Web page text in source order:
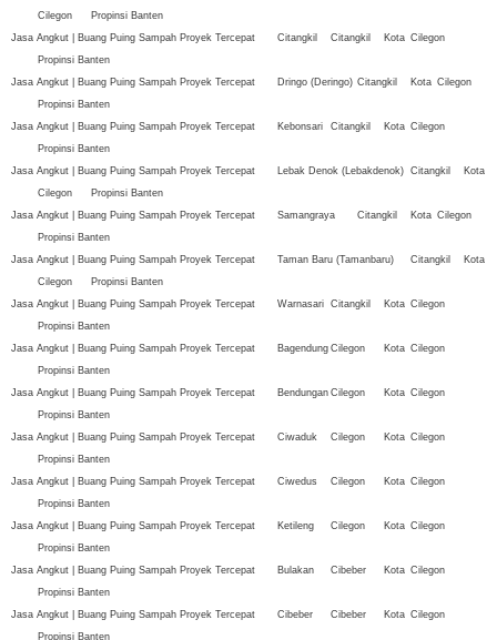
Cilegon
Propinsi Banten
Jasa Angkut | Buang Puing Sampah Proyek Tercepat
Citangkil Citangkil Kota Cilegon
Propinsi Banten
Jasa Angkut | Buang Puing Sampah Proyek Tercepat
Dringo (Deringo) Citangkil Kota Cilegon
Propinsi Banten
Jasa Angkut | Buang Puing Sampah Proyek Tercepat
Kebonsari Citangkil Kota Cilegon
Propinsi Banten
Jasa Angkut | Buang Puing Sampah Proyek Tercepat
Lebak Denok (Lebakdenok) Citangkil
Kota
Cilegon
Propinsi Banten
Jasa Angkut | Buang Puing Sampah Proyek Tercepat
Samangraya Citangkil Kota Cilegon
Propinsi Banten
Jasa Angkut | Buang Puing Sampah Proyek Tercepat
Taman Baru (Tamanbaru) Citangkil
Kota
Cilegon
Propinsi Banten
Jasa Angkut | Buang Puing Sampah Proyek Tercepat
Warnasari Citangkil Kota Cilegon
Propinsi Banten
Jasa Angkut | Buang Puing Sampah Proyek Tercepat
Bagendung Cilegon Kota Cilegon
Propinsi Banten
Jasa Angkut | Buang Puing Sampah Proyek Tercepat
Bendungan Cilegon Kota Cilegon
Propinsi Banten
Jasa Angkut | Buang Puing Sampah Proyek Tercepat
Ciwaduk Cilegon Kota Cilegon
Propinsi Banten
Jasa Angkut | Buang Puing Sampah Proyek Tercepat
Ciwedus Cilegon Kota Cilegon
Propinsi Banten
Jasa Angkut | Buang Puing Sampah Proyek Tercepat
Ketileng Cilegon Kota Cilegon
Propinsi Banten
Jasa Angkut | Buang Puing Sampah Proyek Tercepat
Bulakan Cibeber Kota Cilegon
Propinsi Banten
Jasa Angkut | Buang Puing Sampah Proyek Tercepat
Cibeber Cibeber Kota Cilegon
Propinsi Banten